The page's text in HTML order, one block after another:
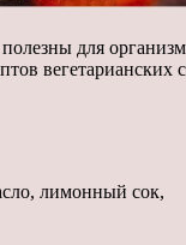
для
вегетарианских
лимонный сок,